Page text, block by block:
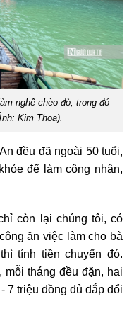
nghề chèo đò, trong đó
Kim Thoa).
đều đã ngoài 50 tuổi,
để làm công nhân,
còn lại chúng tôi, có
ăn việc làm cho bà
tính tiền chuyến đó.
tháng đều đặn, hai
7 triệu đồng đủ đắp đổi